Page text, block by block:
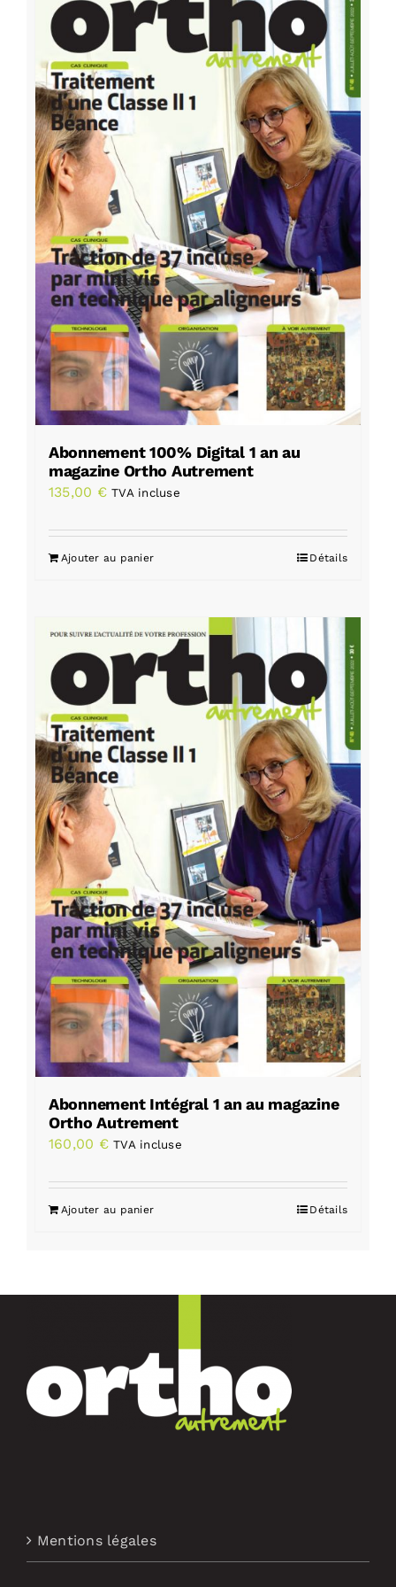
Abonnement 100% Digital 1 an au
magazine Ortho Autrement
135,00 € TVA incluse
Ajouter au panier Détails
Abonnement Intégral 1 an au magazine
Ortho Autrement
160,00 € TVA incluse
Ajouter au panier Détails
Mentions légales